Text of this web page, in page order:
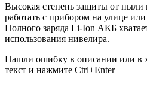
Высокая степень защиты от пыли
работать с прибором на улице
Полного заряда Li-Ion АКБ
использования нивелира.
Нашли ошибку в описании или в
текст и нажмите Ctrl+Enter